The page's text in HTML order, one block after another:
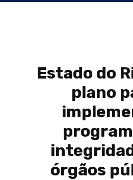
Estado do
plano
órgãos